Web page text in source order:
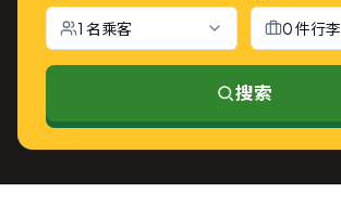
1 名乘客 0 件行李
搜索